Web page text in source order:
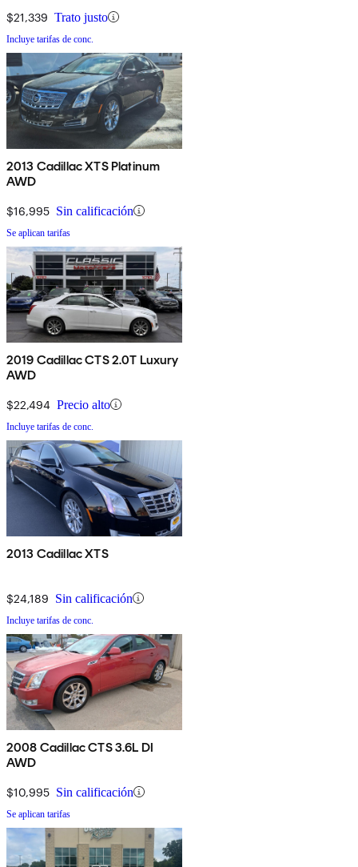
$21,339 Trato justo
Incluye tarifas de conc.
2013 Cadillac XTS Platinum
AWD
$16,995 Sin calificación
Se aplican tarifas
2019 Cadillac CTS 2.0T Luxury
AWD
$22,494 Precio alto
Incluye tarifas de conc.
2013 Cadillac XTS
$24,189 Sin calificación
Incluye tarifas de conc.
2008 Cadillac CTS 3.6L DI
AWD
$10,995 Sin calificación
Se aplican tarifas